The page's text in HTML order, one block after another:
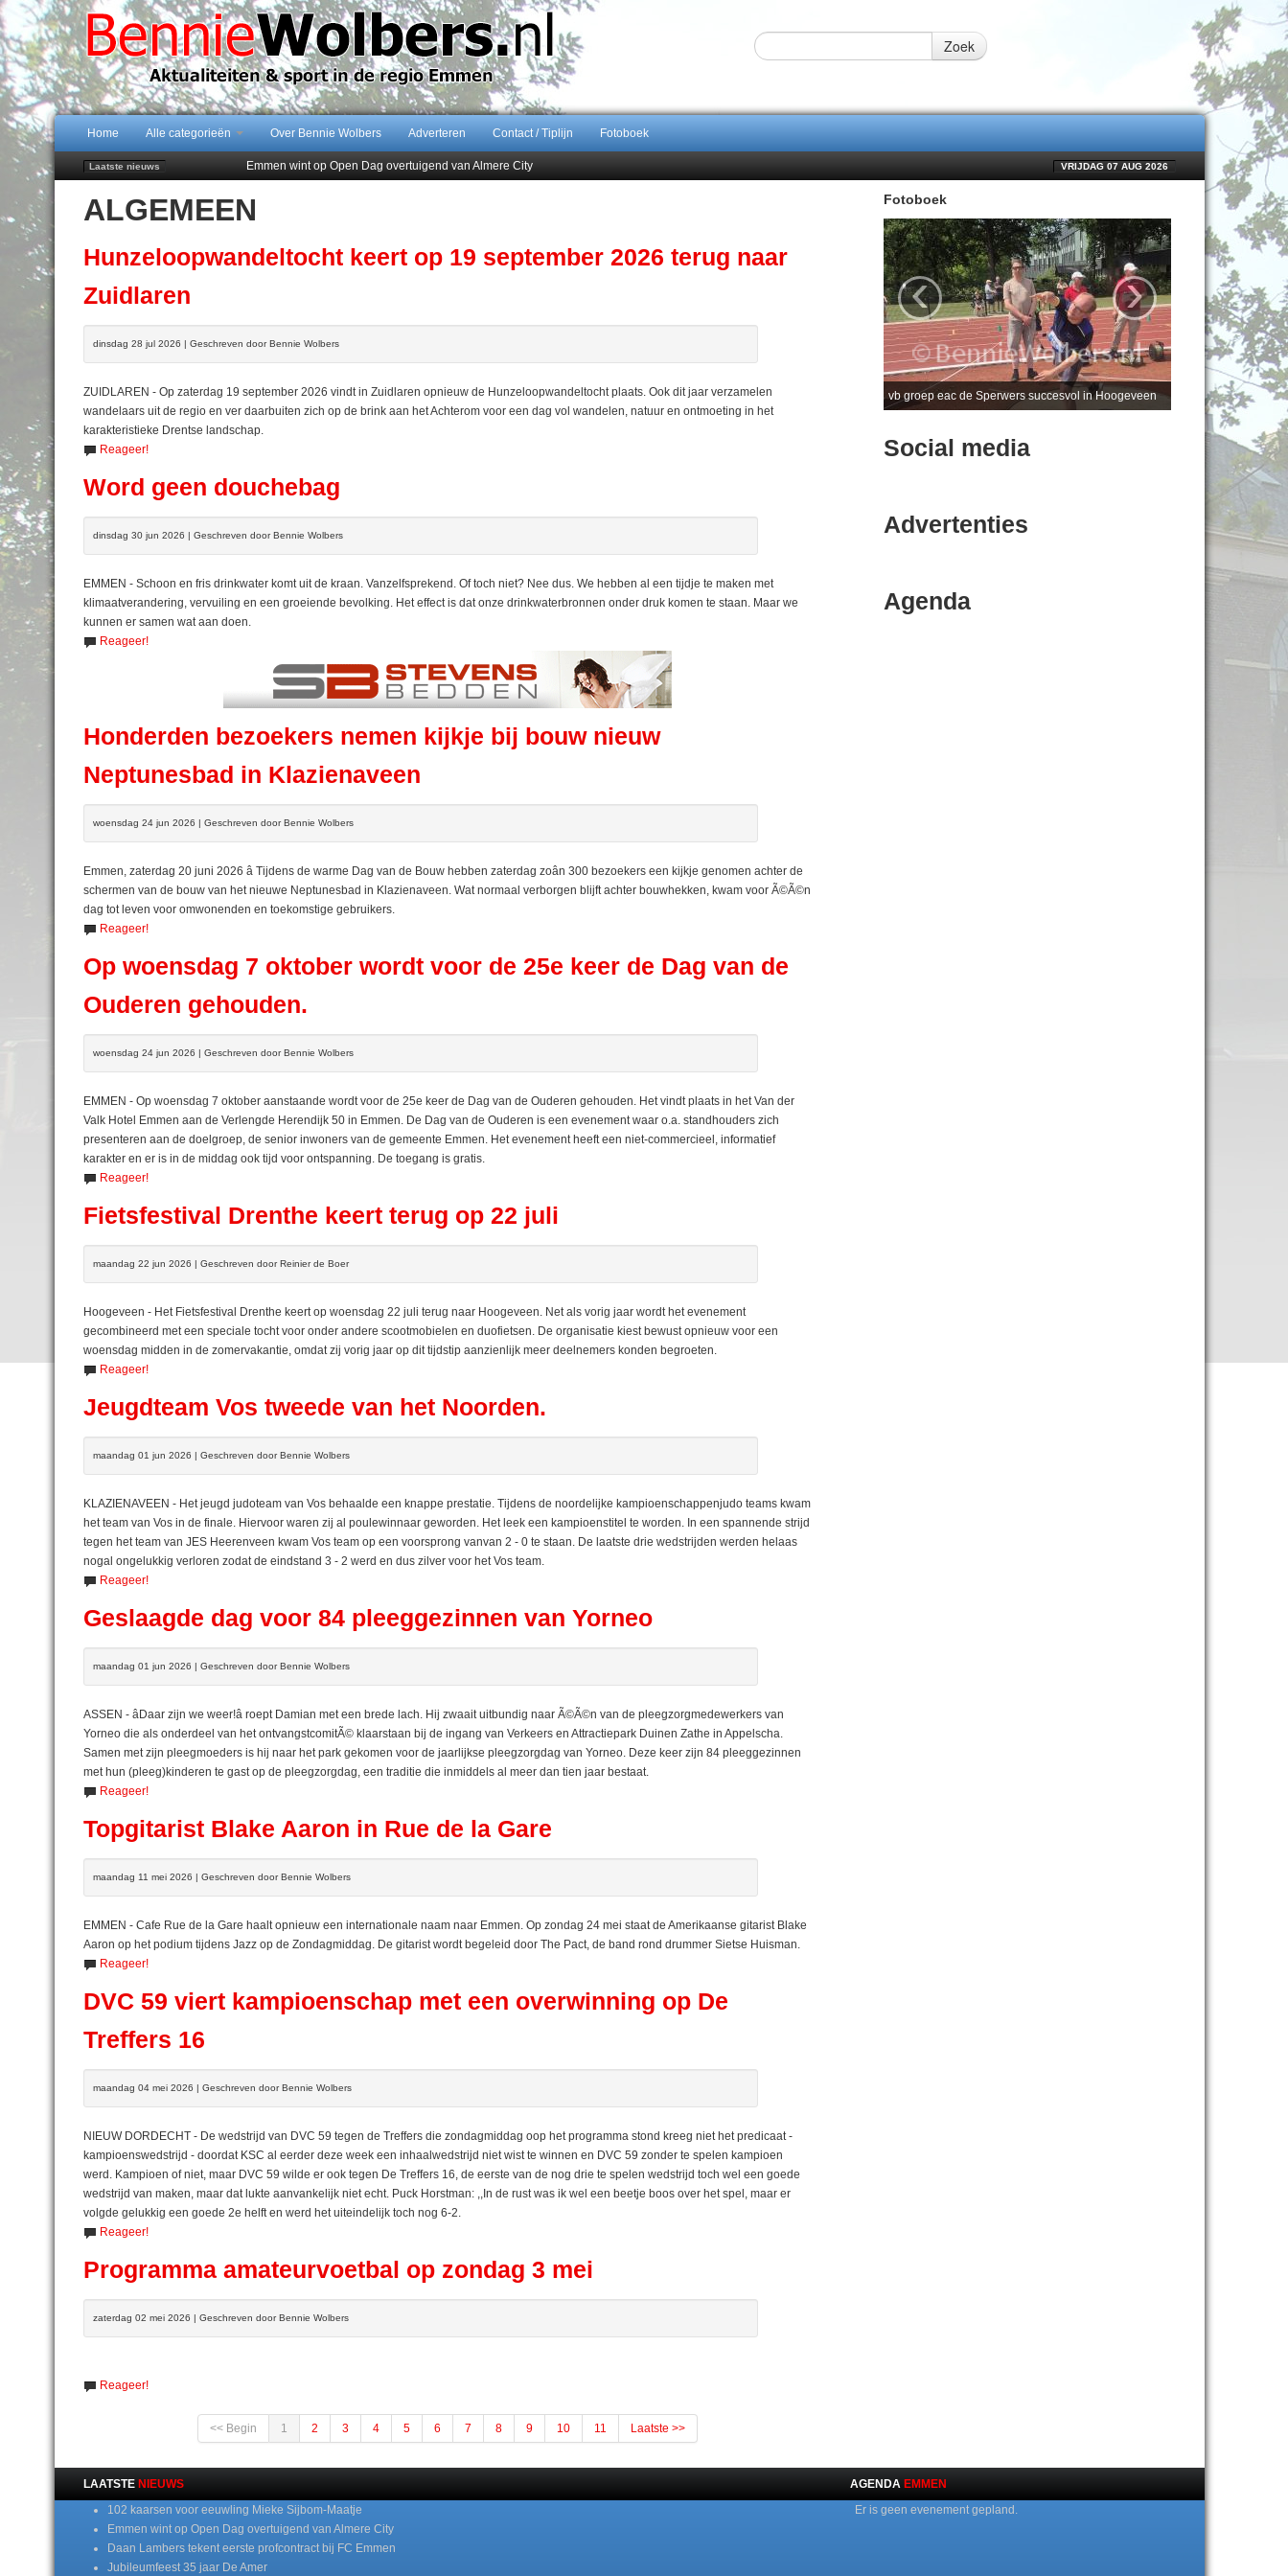
Zoek
Home Alle categorieën Over Bennie Wolbers Adverteren Contact / Tiplijn Fotoboek
Laatste nieuws
Emmen wint op Open Dag overtuigend van Almere City
Jubileumfeest 35 jaar De Amer
Hunzeloopwandeltocht keert op 19 september 2026 terug naar Zuidlaren
VRIJDAG 07 AUG 2026
ALGEMEEN
Hunzeloopwandeltocht keert op 19 september 2026 terug naar
Zuidlaren
dinsdag 28 jul 2026 | Geschreven door Bennie Wolbers
ZUIDLAREN - Op zaterdag 19 september 2026 vindt in Zuidlaren opnieuw de Hunzeloopwandeltocht plaats. Ook dit jaar verzamelen
wandelaars uit de regio en ver daarbuiten zich op de brink aan het Achterom voor een dag vol wandelen, natuur en ontmoeting in het
karakteristieke Drentse landschap.
Reageer!
Word geen douchebag
dinsdag 30 jun 2026 | Geschreven door Bennie Wolbers
EMMEN - Schoon en fris drinkwater komt uit de kraan. Vanzelfsprekend. Of toch niet? Nee dus. We hebben al een tijdje te maken met
klimaatverandering, vervuiling en een groeiende bevolking. Het effect is dat onze drinkwaterbronnen onder druk komen te staan. Maar we
kunnen er samen wat aan doen.
Reageer!
Honderden bezoekers nemen kijkje bij bouw nieuw
Neptunesbad in Klazienaveen
woensdag 24 jun 2026 | Geschreven door Bennie Wolbers
Emmen, zaterdag 20 juni 2026 â Tijdens de warme Dag van de Bouw hebben zaterdag zoân 300 bezoekers een kijkje genomen achter de
schermen van de bouw van het nieuwe Neptunesbad in Klazienaveen. Wat normaal verborgen blijft achter bouwhekken, kwam voor Ã©Ã©n
dag tot leven voor omwonenden en toekomstige gebruikers.
Reageer!
Op woensdag 7 oktober wordt voor de 25e keer de Dag van de
Ouderen gehouden.
woensdag 24 jun 2026 | Geschreven door Bennie Wolbers
EMMEN - Op woensdag 7 oktober aanstaande wordt voor de 25e keer de Dag van de Ouderen gehouden. Het vindt plaats in het Van der
Valk Hotel Emmen aan de Verlengde Herendijk 50 in Emmen. De Dag van de Ouderen is een evenement waar o.a. standhouders zich
presenteren aan de doelgroep, de senior inwoners van de gemeente Emmen. Het evenement heeft een niet-commercieel, informatief
karakter en er is in de middag ook tijd voor ontspanning. De toegang is gratis.
Reageer!
Fietsfestival Drenthe keert terug op 22 juli
maandag 22 jun 2026 | Geschreven door Reinier de Boer
Hoogeveen - Het Fietsfestival Drenthe keert op woensdag 22 juli terug naar Hoogeveen. Net als vorig jaar wordt het evenement
gecombineerd met een speciale tocht voor onder andere scootmobielen en duofietsen. De organisatie kiest bewust opnieuw voor een
woensdag midden in de zomervakantie, omdat zij vorig jaar op dit tijdstip aanzienlijk meer deelnemers konden begroeten.
Reageer!
Jeugdteam Vos tweede van het Noorden.
maandag 01 jun 2026 | Geschreven door Bennie Wolbers
KLAZIENAVEEN - Het jeugd judoteam van Vos behaalde een knappe prestatie. Tijdens de noordelijke kampioenschappenjudo teams kwam
het team van Vos in de finale. Hiervoor waren zij al poulewinnaar geworden. Het leek een kampioenstitel te worden. In een spannende strijd
tegen het team van JES Heerenveen kwam Vos team op een voorsprong vanvan 2 - 0 te staan. De laatste drie wedstrijden werden helaas
nogal ongelukkig verloren zodat de eindstand 3 - 2 werd en dus zilver voor het Vos team.
Reageer!
Geslaagde dag voor 84 pleeggezinnen van Yorneo
maandag 01 jun 2026 | Geschreven door Bennie Wolbers
ASSEN - âDaar zijn we weer!â roept Damian met een brede lach. Hij zwaait uitbundig naar Ã©Ã©n van de pleegzorgmedewerkers van
Yorneo die als onderdeel van het ontvangstcomitÃ© klaarstaan bij de ingang van Verkeers en Attractiepark Duinen Zathe in Appelscha.
Samen met zijn pleegmoeders is hij naar het park gekomen voor de jaarlijkse pleegzorgdag van Yorneo. Deze keer zijn 84 pleeggezinnen
met hun (pleeg)kinderen te gast op de pleegzorgdag, een traditie die inmiddels al meer dan tien jaar bestaat.
Reageer!
Topgitarist Blake Aaron in Rue de la Gare
maandag 11 mei 2026 | Geschreven door Bennie Wolbers
EMMEN - Cafe Rue de la Gare haalt opnieuw een internationale naam naar Emmen. Op zondag 24 mei staat de Amerikaanse gitarist Blake
Aaron op het podium tijdens Jazz op de Zondagmiddag. De gitarist wordt begeleid door The Pact, de band rond drummer Sietse Huisman.
Reageer!
DVC 59 viert kampioenschap met een overwinning op De
Treffers 16
maandag 04 mei 2026 | Geschreven door Bennie Wolbers
NIEUW DORDECHT - De wedstrijd van DVC 59 tegen de Treffers die zondagmiddag oop het programma stond kreeg niet het predicaat -
kampioenswedstrijd - doordat KSC al eerder deze week een inhaalwedstrijd niet wist te winnen en DVC 59 zonder te spelen kampioen
werd. Kampioen of niet, maar DVC 59 wilde er ook tegen De Treffers 16, de eerste van de nog drie te spelen wedstrijd toch wel een goede
wedstrijd van maken, maar dat lukte aanvankelijk niet echt. Puck Horstman: ,,In de rust was ik wel een beetje boos over het spel, maar er
volgde gelukkig een goede 2e helft en werd het uiteindelijk toch nog 6-2.
Reageer!
Programma amateurvoetbal op zondag 3 mei
zaterdag 02 mei 2026 | Geschreven door Bennie Wolbers
Reageer!
<< Begin 1 2 3 4 5 6 7 8 9 10 11 Laatste >>
Fotoboek
vb groep eac de Sperwers succesvol in Hoogeveen
‹ ›
Social media
Advertenties
Agenda
LAATSTE NIEUWS
102 kaarsen voor eeuwling Mieke Sijbom-Maatje
Emmen wint op Open Dag overtuigend van Almere City
Daan Lambers tekent eerste profcontract bij FC Emmen
Jubileumfeest 35 jaar De Amer
AGENDA EMMEN
Er is geen evenement gepland.